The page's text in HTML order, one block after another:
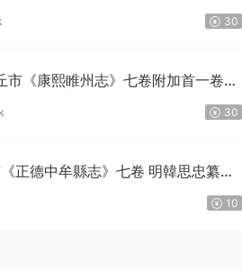
清電子版下載
30
市《康熙睢州志》七卷附加首一卷
電子版下載
30
正德中牟縣志》七卷 明韓思忠纂
10